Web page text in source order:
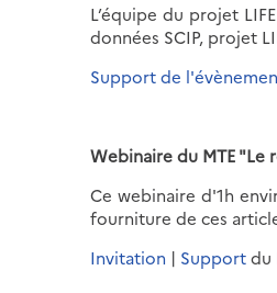
L’équipe du projet
données SCIP, projet
Support de
Webinaire du MTE "Le
Ce webinaire d'1h
fourniture de ces
Invitation | Supportdu